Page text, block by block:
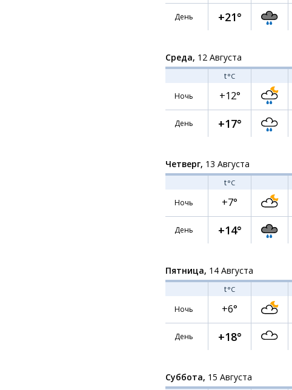
День +21°
Среда, 12 Августа
t°C
Ночь
+12°
День +17°
Четверг, 13 Августа
t°C
Ночь
+7°
День +14°
Пятница, 14 Августа
t°C
Ночь
+6°
День +18°
Суббота, 15 Августа